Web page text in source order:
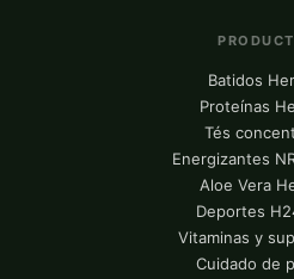
Batidos
Proteínas
Tés
Energizantes
Aloe Vera
Deportes
Vitaminas y
Cuidado de